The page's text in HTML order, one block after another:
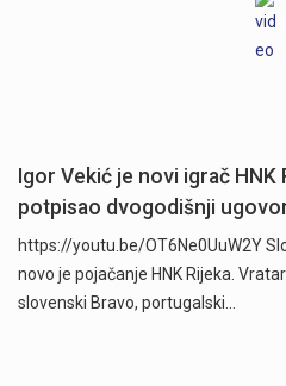
Igor Vekić je novi igrač HNK
potpisao dvogodišnji
https://youtu.be/OT6Ne0UuW2Y
novo je pojačanje HNK Rijeka.
slovenski Bravo, portugalski…